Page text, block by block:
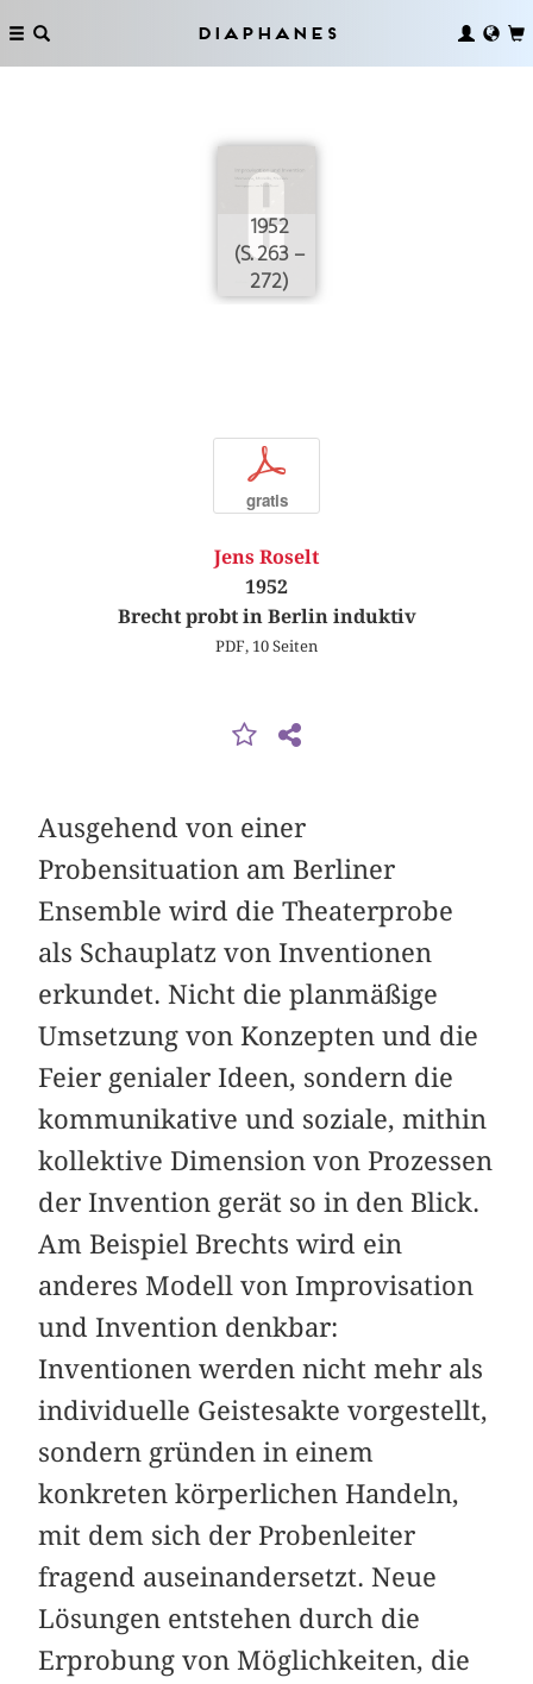
Diaphanes
1952
(S. 263 –
272)
p
gratis
Jens Roselt
1952
Brecht probt in Berlin induktiv
PDF, 10 Seiten
Ausgehend von einer
Probensituation am Berliner
Ensemble wird die Theaterprobe
als Schauplatz von Inventionen
erkundet. Nicht die planmäßige
Umsetzung von Konzepten und die
Feier genialer Ideen, sondern die
kommunikative und soziale, mithin
kollektive Dimension von Prozessen
der Invention gerät so in den Blick.
Am Beispiel Brechts wird ein
anderes Modell von Improvisation
und Invention denkbar:
Inventionen werden nicht mehr als
individuelle Geistesakte vorgestellt,
sondern gründen in einem
konkreten körperlichen Handeln,
mit dem sich der Probenleiter
fragend auseinandersetzt. Neue
Lösungen entstehen durch die
Erprobung von Möglichkeiten, die